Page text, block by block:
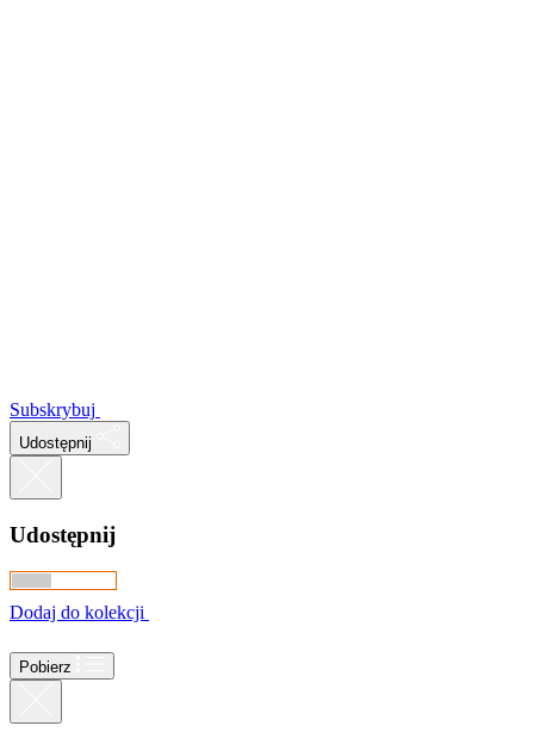
Subskrybuj
Udostępnij
Udostępnij
Dodaj do kolekcji
Pobierz